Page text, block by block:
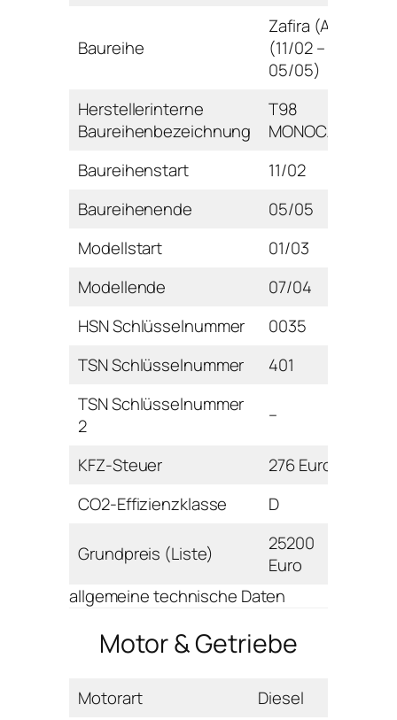
Baureihe
Zafira (A)
(11/02 –
05/05)
Herstellerinterne
Baureihenbezeichnung
T98
MONOCAB
Baureihenstart
11/02
Baureihenende
05/05
Modellstart
01/03
Modellende
07/04
HSN Schlüsselnummer
0035
TSN Schlüsselnummer
401
TSN Schlüsselnummer
2
–
KFZ-Steuer
276 Euro
CO2-Effizienzklasse
D
Grundpreis (Liste)
25200
Euro
allgemeine technische Daten
Motor & Getriebe
Motorart
Diesel